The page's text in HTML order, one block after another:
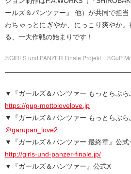
ールズ＆パンツァー』 他）が共同で担当
わちゃっとにぎやか、にっこり爽やか
る、一大作戦の始まりです！
©GIRLS und PANZER Finale Projekt ©GuP
▼『ガールズ＆パンツァー もっとらぶら
https://gup-mottolovelove.jp
▼『ガールズ＆パンツァー もっとらぶ
＠garupan_love2
▼『ガールズ＆パンツァー 最終章』公式
http://girls-und-panzer-finale.jp/
▼『ガールズ＆パンツァー』公式X